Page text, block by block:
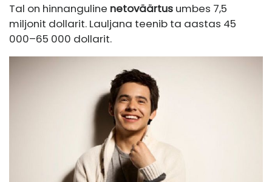
Tal on hinnanguline netoväärtus umbes 7,5
miljonit dollarit. Lauljana teenib ta aastas 45
000–65 000 dollarit.